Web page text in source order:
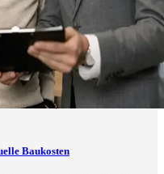
Baukosten